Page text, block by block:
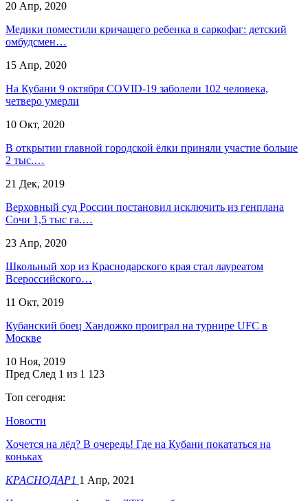
20 Апр, 2020
Медики поместили кричащего ребенка в саркофаг: детский
омбудсмен…
15 Апр, 2020
На Кубани 9 октября COVID-19 заболели 102 человека,
четверо умерли
10 Окт, 2020
В открытии главной городской ёлки приняли участие больше
2 тыс.…
21 Дек, 2019
Верховный суд России постановил исключить из генплана
Сочи 1,5 тыс га.…
23 Апр, 2020
Школьный хор из Краснодарского края стал лауреатом
Всероссийского…
11 Окт, 2019
Кубанский боец Хандожко проиграл на турнире UFC в
Москве
10 Ноя, 2019
Пред След 1 из 1 123
Топ сегодня:
Новости
Хочется на лёд? В очередь! Где на Кубани покататься на
коньках
КРАСНОДАР1 1 Апр, 2021